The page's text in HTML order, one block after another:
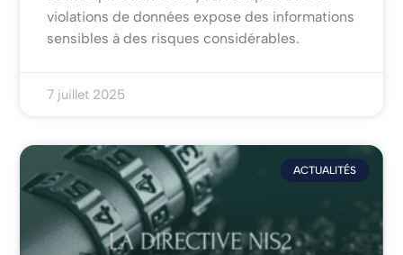
violations de données expose des informations
sensibles à des risques considérables.
7 juillet 2025
ACTUALITÉS